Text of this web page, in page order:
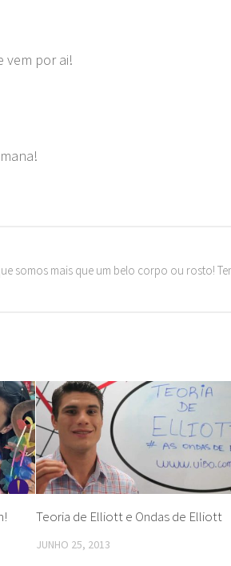
vem por ai!
somos mais que um belo corpo ou rosto!
Teoria de Elliott e Ondas de Elliott
JUNHO 25, 2013